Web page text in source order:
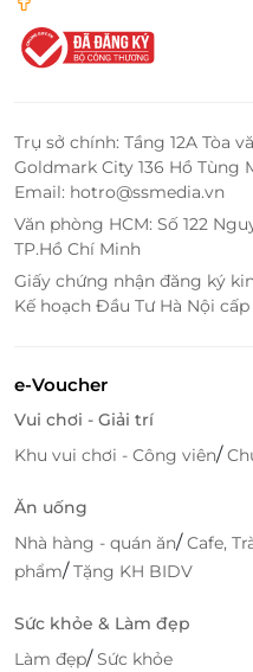
trở thành thương hiệu
Sở hữu đội ngũ nhân
tiên tiến, hiện đại
đến những sản phẩm
dùng.
hấp dẫn bạn nhé!
Trụ sở chính: Tầng 12A Tòa
Goldmark City 136 Hồ Tùng
Email: hotro@ssmedia.vn
Văn phòng HCM: Số 122
TP.Hồ Chí Minh
Giấy chứng nhận đăng ký
Kế hoạch Đầu Tư Hà Nội
e-Voucher
Vui chơi - Giải trí
Khu vui chơi - Công viên/
Ăn uống
Nhà hàng - quán ăn/Cafe,
phẩm/Tặng KH BIDV
Sức khỏe & Làm đẹp
Làm đẹp/Sức khỏe